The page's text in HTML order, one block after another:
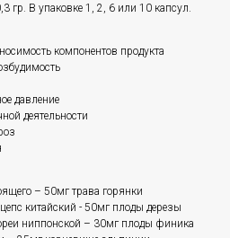
гр. В упаковке 1, 2, 6 или 10 капсул.
компонентов продукта
давление
деятельности
– 50мг трава горянки
китайский - 50мг плоды дерезы
ниппонской – 30мг плоды финика